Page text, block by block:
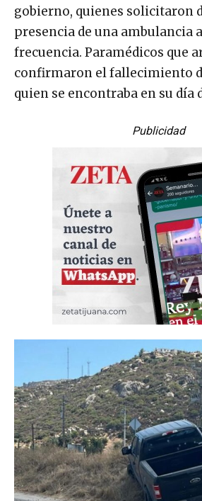
gobierno, quienes solicitaron
presencia de una ambulancia
frecuencia. Paramédicos que
confirmaron el fallecimiento
quien se encontraba en su día
Publicidad